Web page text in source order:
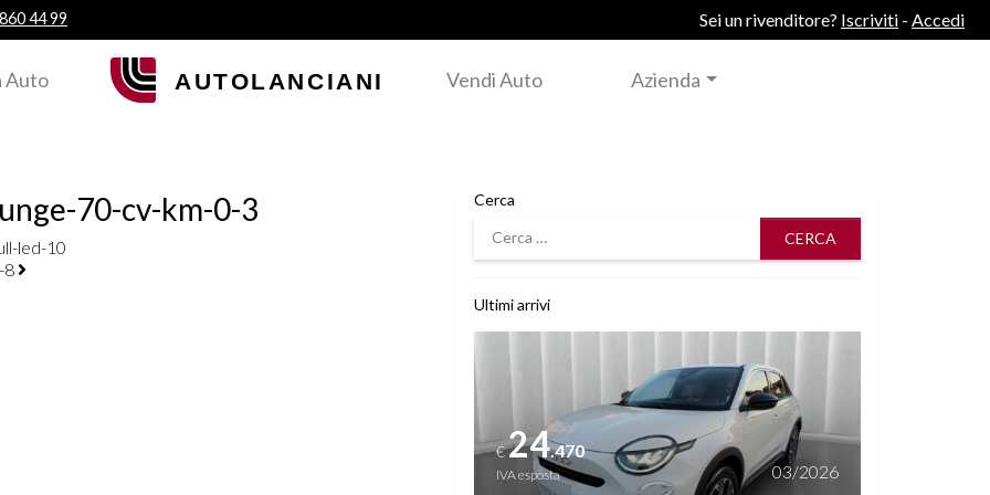
44 99 Sei un rivenditore? Iscriviti - Accedi
Auto Vendi Auto Azienda
70-cv-km-0-3
led-10
8
Cerca
Cerca
Ultimi arrivi
€24.470
IVA esposta 03/2026